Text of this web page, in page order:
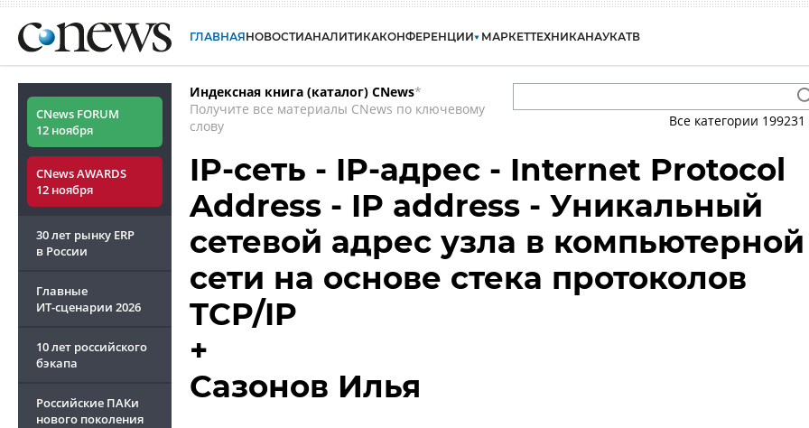
ГЛАВНАЯНОВОСТИАНАЛИТИКАКОНФЕРЕНЦИИ МАРКЕТТЕХНИКАНАУКАТВ
CNews FORUM
12 ноября
CNews AWARDS
12 ноября
30 лет рынку ERP
в России
Главные
ИТ-сценарии 2026
10 лет российского
бэкапа
Российские ПАКи
нового поколения
Индексная книга (каталог) CNews*
Получите все материалы CNews по ключевому
слову
Все категории 199231
IP-сеть - IP-адрес - Internet Protocol
Address - IP address - Уникальный
сетевой адрес узла в компьютерной
сети на основе стека протоколов
TCP/IP
+
Сазонов Илья